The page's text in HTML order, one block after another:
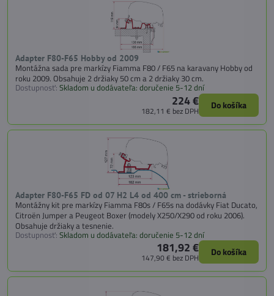
Adapter F80-F65 Hobby od 2009
Montážna sada pre markízy Fiamma F80 / F65 na karavany Hobby od
roku 2009. Obsahuje 2 držiaky 50 cm a 2 držiaky 30 cm.
Dostupnosť: Skladom u dodávateľa: doručenie 5-12 dní
224 €
182,11 € bez DPH Do košíka
Adapter F80-F65 FD od 07 H2 L4 od 400 cm - strieborná
Montážny kit pre markízy Fiamma F80s / F65s na dodávky Fiat Ducato,
Citroën Jumper a Peugeot Boxer (modely X250/X290 od roku 2006).
Obsahuje držiaky a tesnenie.
Dostupnosť: Skladom u dodávateľa: doručenie 5-12 dní
181,92 €
147,90 € bez DPH Do košíka